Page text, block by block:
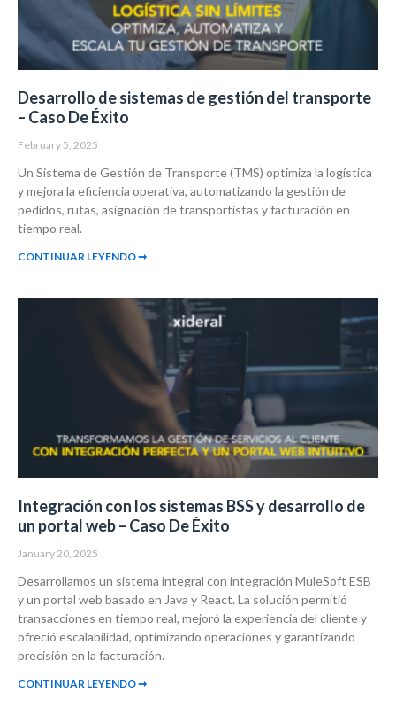
Desarrollo de sistemas de gestión del transporte
– Caso De Éxito
February 5, 2025
Un Sistema de Gestión de Transporte (TMS) optimiza la logística
y mejora la eficiencia operativa, automatizando la gestión de
pedidos, rutas, asignación de transportistas y facturación en
tiempo real.
CONTINUAR LEYENDO ➞
Integración con los sistemas BSS y desarrollo de
un portal web – Caso De Éxito
January 20, 2025
Desarrollamos un sistema integral con integración MuleSoft ESB
y un portal web basado en Java y React. La solución permitió
transacciones en tiempo real, mejoró la experiencia del cliente y
ofreció escalabilidad, optimizando operaciones y garantizando
precisión en la facturación.
CONTINUAR LEYENDO ➞